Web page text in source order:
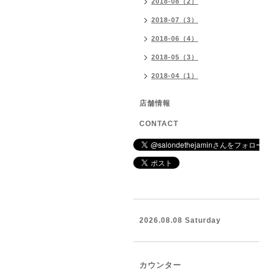
2018-07（3）
2018-06（4）
2018-05（3）
2018-04（1）
店舗情報
CONTACT
2026.08.08 Saturday
カウンター